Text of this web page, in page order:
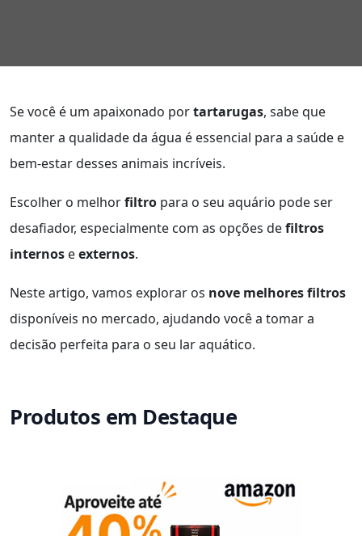
Se você é um apaixonado portartarugas, sabe que
manter a qualidade da água é essencial para a saúde e
bem-estar desses animais incríveis.
Escolher o melhorfiltro para o seu aquário pode ser
desafiador, especialmente com as opções defiltros
internos eexternos.
Neste artigo, vamos explorar os nove melhores filtros
disponíveis no mercado, ajudando você a tomar a
decisão perfeita para o seu lar aquático.
Produtos em Destaque